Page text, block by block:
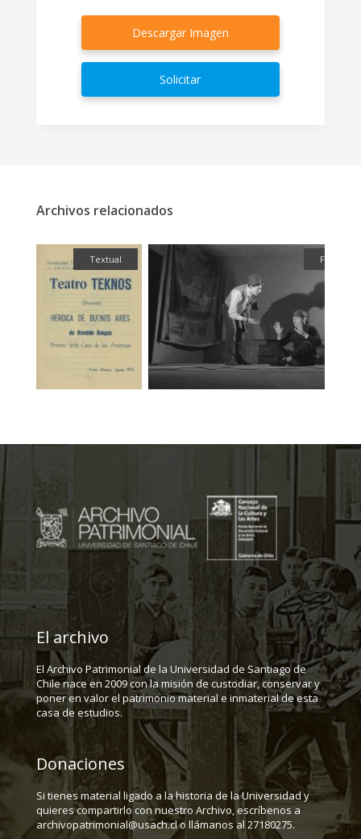
Descargar Imagen
Solicitar
Archivos relacionados
Textual
El archivo
El Archivo Patrimonial de la Universidad de Santiago de
Chile nace en 2009 con la misión de custodiar, conservar y
poner en valor el patrimonio material e inmaterial de esta
casa de estudios.
Donaciones
Si tienes material ligado a la historia de la Universidad y
quieres compartirlo con nuestro Archivo, escríbenos a
archivopatrimonial@usach.cl o llámanos al 27180275.